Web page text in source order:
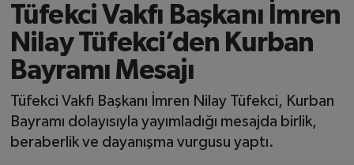
Tüfekci Vakfı Başkanı İmren
Nilay Tüfekci’den Kurban
Bayramı Mesajı
Tüfekci Vakfı Başkanı İmren Nilay Tüfekci, Kurban
Bayramı dolayısıyla yayımladığı mesajda birlik,
beraberlik ve dayanışma vurgusu yaptı.
SAMSUN HABER
SAMSUNSPOR
SAĞLIK
Süper Lig Puan Durumu ve Fikstür
Tüm Manşetler
Son Dakika Haberleri